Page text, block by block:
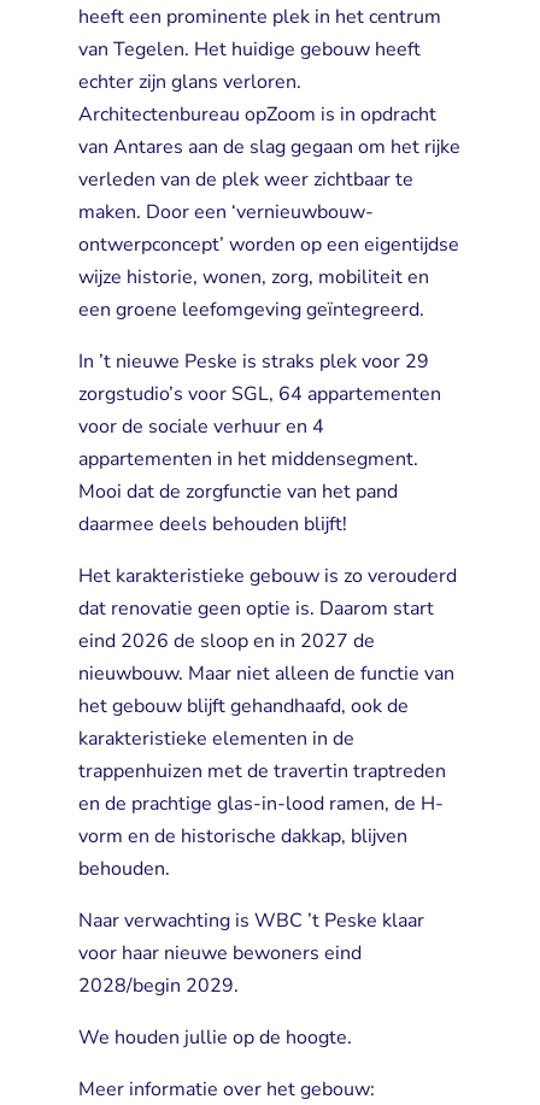
heeft een prominente plek in het centrum
van Tegelen. Het huidige gebouw heeft
echter zijn glans verloren.
Architectenbureau opZoom is in opdracht
van Antares aan de slag gegaan om het rijke
verleden van de plek weer zichtbaar te
maken. Door een ‘vernieuwbouw-
ontwerpconcept’ worden op een eigentijdse
wijze historie, wonen, zorg, mobiliteit en
een groene leefomgeving geïntegreerd.
In ’t nieuwe Peske is straks plek voor 29
zorgstudio’s voor SGL, 64 appartementen
voor de sociale verhuur en 4
appartementen in het middensegment.
Mooi dat de zorgfunctie van het pand
daarmee deels behouden blijft!
Het karakteristieke gebouw is zo verouderd
dat renovatie geen optie is. Daarom start
eind 2026 de sloop en in 2027 de
nieuwbouw. Maar niet alleen de functie van
het gebouw blijft gehandhaafd, ook de
karakteristieke elementen in de
trappenhuizen met de travertin traptreden
en de prachtige glas-in-lood ramen, de H-
vorm en de historische dakkap, blijven
behouden.
Naar verwachting is WBC ’t Peske klaar
voor haar nieuwe bewoners eind
2028/begin 2029.
We houden jullie op de hoogte.
Meer informatie over het gebouw: